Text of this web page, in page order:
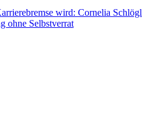
wird: Cornelia Schlögl
ohne Selbstverrat